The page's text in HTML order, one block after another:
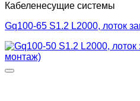
Кабеленесущие системы
Gq100-65 S1.2 L2000, лоток